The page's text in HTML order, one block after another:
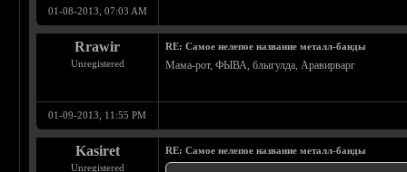
01-08-2013, 07:03 AM
Rrawir
Unregistered
RE: Самое нелепое название металл-банды
Мама-рот, ФЫВА, блыгулда, Аравирварг
01-09-2013, 11:55 PM
Kasiret
Unregistered
RE: Самое нелепое название металл-банды